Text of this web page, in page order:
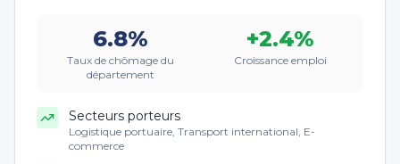
6.8%
Taux de chômage du
département
+2.4%
Croissance emploi
Secteurs porteurs
Logistique portuaire, Transport international, E-
commerce